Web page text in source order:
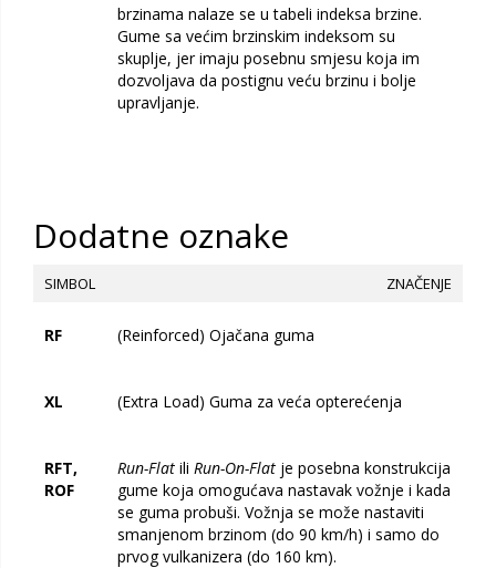
brzinama nalaze se u tabeli indeksa brzine.
Gume sa većim brzinskim indeksom su
skuplje, jer imaju posebnu smjesu koja im
dozvoljava da postignu veću brzinu i bolje
upravljanje.
Dodatne oznake
SIMBOL ZNAČENJE
RF (Reinforced) Ojačana guma
XL (Extra Load) Guma za veća opterećenja
RFT,
ROF
Run-Flat ili Run-On-Flat je posebna konstrukcija
gume koja omogućava nastavak vožnje i kada
se guma probuši. Vožnja se može nastaviti
smanjenom brzinom (do 90 km/h) i samo do
prvog vulkanizera (do 160 km).